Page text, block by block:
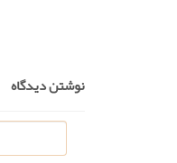
نوشتن دیدگاه